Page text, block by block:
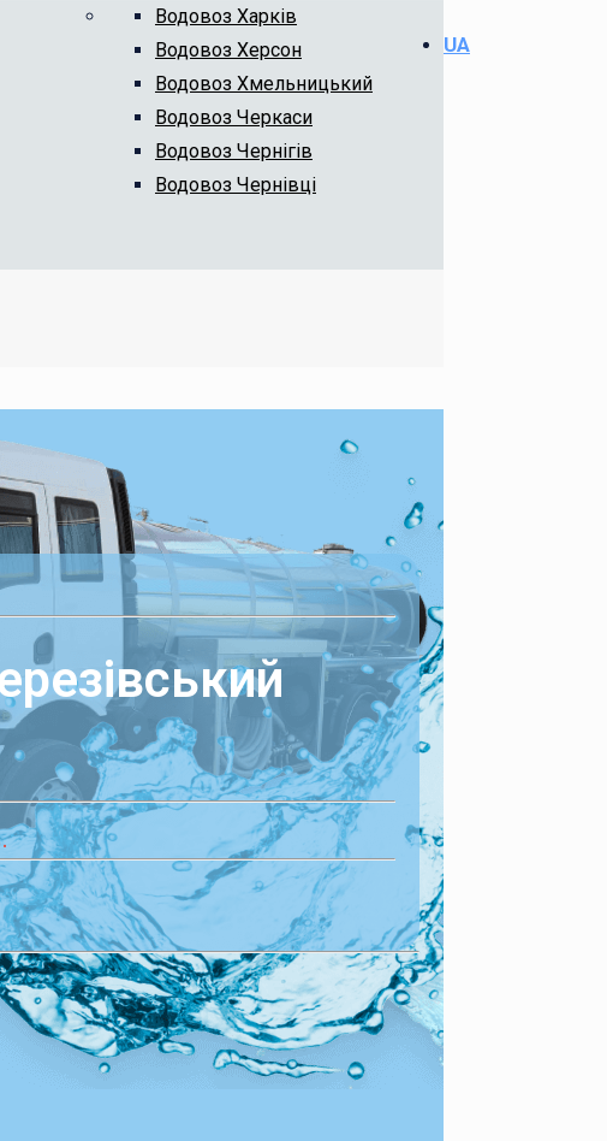
Водовоз Харків
Водовоз Херсон
Водовоз Хмельницький
Водовоз Черкаси
Водовоз Чернігів
Водовоз Чернівці
UA